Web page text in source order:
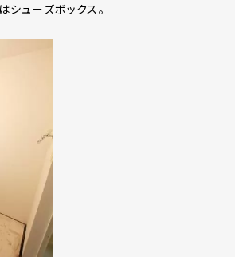
ューズボックス。